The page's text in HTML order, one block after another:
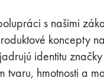
s našimi
koncepty
identitu značky
tvaru, hmotnosti a